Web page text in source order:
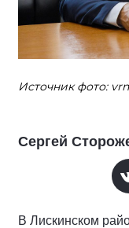
Источник фото:
Сергей
В Лискинском